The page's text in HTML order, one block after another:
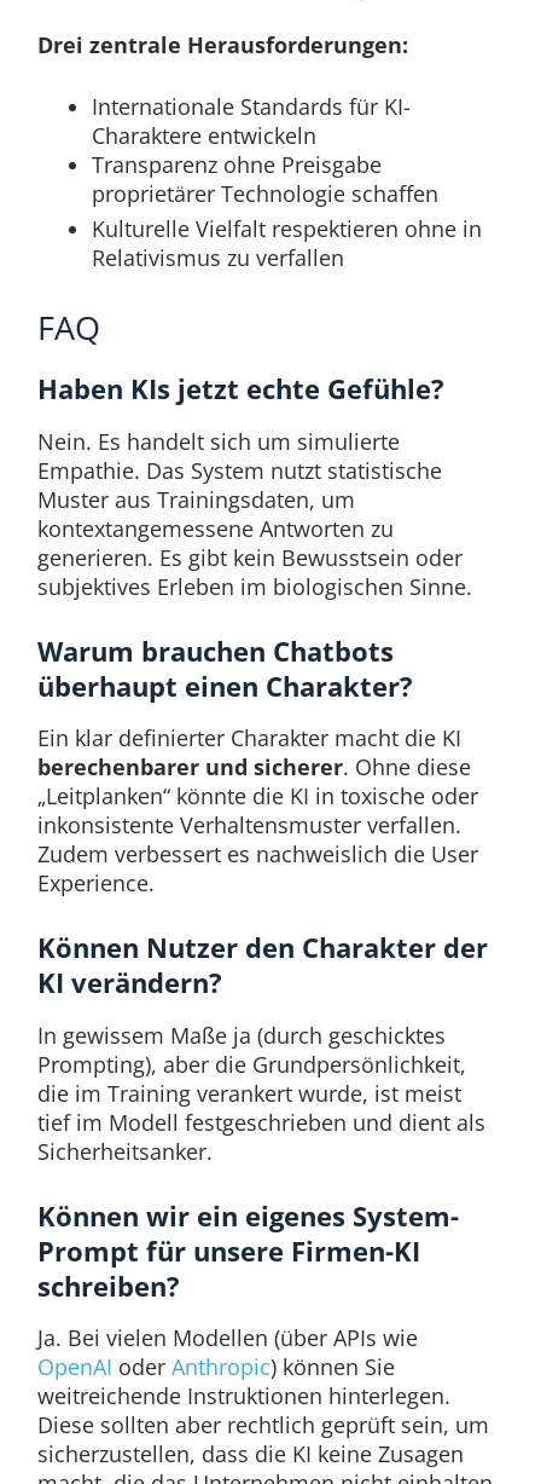
Drei zentrale Herausforderungen:
Internationale Standards für KI-
Charaktere entwickeln
Transparenz ohne Preisgabe
proprietärer Technologie schaffen
Kulturelle Vielfalt respektieren ohne in
Relativismus zu verfallen
FAQ
Haben KIs jetzt echte Gefühle?
Nein. Es handelt sich um simulierte
Empathie. Das System nutzt statistische
Muster aus Trainingsdaten, um
kontextangemessene Antworten zu
generieren. Es gibt kein Bewusstsein oder
subjektives Erleben im biologischen Sinne.
Warum brauchen Chatbots
überhaupt einen Charakter?
Ein klar definierter Charakter macht die KI
berechenbarer und sicherer. Ohne diese
„Leitplanken“ könnte die KI in toxische oder
inkonsistente Verhaltensmuster verfallen.
Zudem verbessert es nachweislich die User
Experience.
Können Nutzer den Charakter der
KI verändern?
In gewissem Maße ja (durch geschicktes
Prompting), aber die Grundpersönlichkeit,
die im Training verankert wurde, ist meist
tief im Modell festgeschrieben und dient als
Sicherheitsanker.
Können wir ein eigenes System-
Prompt für unsere Firmen-KI
schreiben?
Ja. Bei vielen Modellen (über APIs wie
OpenAI oder Anthropic) können Sie
weitreichende Instruktionen hinterlegen.
Diese sollten aber rechtlich geprüft sein, um
sicherzustellen, dass die KI keine Zusagen